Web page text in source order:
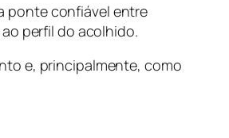
ponte confiável entre
perfil do acolhido.
e, principalmente, como